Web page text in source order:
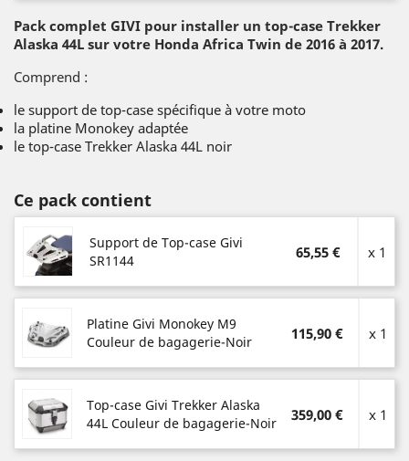
Pack complet GIVI pour installer un top-case Trekker
Alaska 44L sur votre Honda Africa Twin de 2016 à 2017.
Comprend :
le support de top-case spécifique à votre moto
la platine Monokey adaptée
le top-case Trekker Alaska 44L noir
Ce pack contient
Support de Top-case Givi
SR1144
65,55 € x 1
Platine Givi Monokey M9
Couleur de bagagerie-Noir
115,90 € x 1
Top-case Givi Trekker Alaska
44L Couleur de bagagerie-Noir
359,00 € x 1